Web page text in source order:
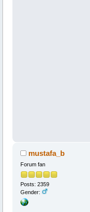
mustafa_b
Forum fan
Posts: 2359
Gender: